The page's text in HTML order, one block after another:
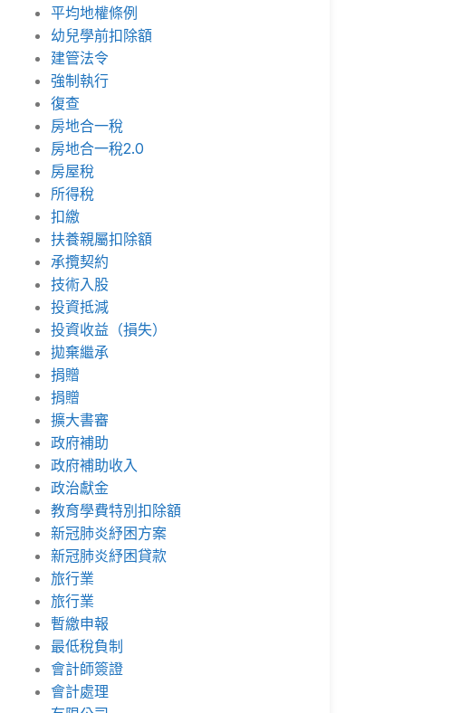
平均地權條例
幼兒學前扣除額
建管法令
強制執行
復查
房地合一稅
房地合一稅2.0
房屋稅
所得稅
扣繳
扶養親屬扣除額
承攬契約
技術入股
投資抵減
投資收益（損失）
拋棄繼承
捐贈
捐贈
擴大書審
政府補助
政府補助收入
政治獻金
教育學費特別扣除額
新冠肺炎紓困方案
新冠肺炎紓困貸款
旅行業
旅行業
暫繳申報
最低稅負制
會計師簽證
會計處理